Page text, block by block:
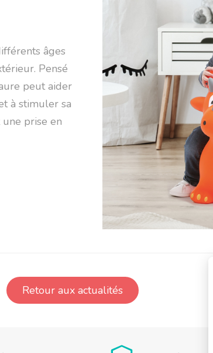
âges
Pensé
peut aider
à stimuler sa
prise en
Retour aux actualités